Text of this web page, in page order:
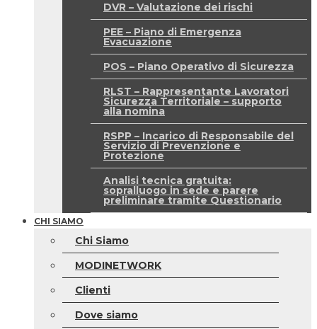
DVR – Valutazione dei rischi
PEE – Piano di Emergenza
Evacuazione
POS – Piano Operativo di Sicurezza
RLST – Rappresentante Lavoratori
Sicurezza Territoriale – supporto
alla nomina
RSPP – Incarico di Responsabile del
Servizio di Prevenzione e
Protezione
Analisi tecnica gratuita:
sopralluogo in sede e parere
preliminare tramite Questionario
CHI SIAMO
Chi Siamo
MODINETWORK
Clienti
Dove siamo